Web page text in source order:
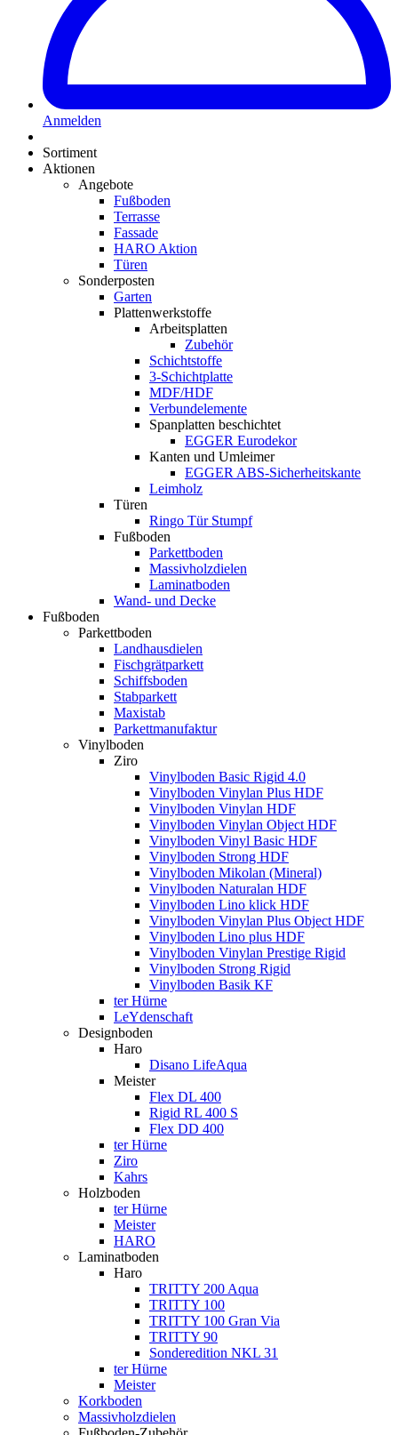
Anmelden
Sortiment
Aktionen
Angebote
Fußboden
Terrasse
Fassade
HARO Aktion
Türen
Sonderposten
Garten
Plattenwerkstoffe
Arbeitsplatten
Zubehör
Schichtstoffe
3-Schichtplatte
MDF/HDF
Verbundelemente
Spanplatten beschichtet
EGGER Eurodekor
Kanten und Umleimer
EGGER ABS-Sicherheitskante
Leimholz
Türen
Ringo Tür Stumpf
Fußboden
Parkettboden
Massivholzdielen
Laminatboden
Wand- und Decke
Fußboden
Parkettboden
Landhausdielen
Fischgrätparkett
Schiffsboden
Stabparkett
Maxistab
Parkettmanufaktur
Vinylboden
Ziro
Vinylboden Basic Rigid 4.0
Vinylboden Vinylan Plus HDF
Vinylboden Vinylan HDF
Vinylboden Vinylan Object HDF
Vinylboden Vinyl Basic HDF
Vinylboden Strong HDF
Vinylboden Mikolan (Mineral)
Vinylboden Naturalan HDF
Vinylboden Lino klick HDF
Vinylboden Vinylan Plus Object HDF
Vinylboden Lino plus HDF
Vinylboden Vinylan Prestige Rigid
Vinylboden Strong Rigid
Vinylboden Basik KF
ter Hürne
LeYdenschaft
Designboden
Haro
Disano LifeAqua
Meister
Flex DL 400
Rigid RL 400 S
Flex DD 400
ter Hürne
Ziro
Kahrs
Holzboden
ter Hürne
Meister
HARO
Laminatboden
Haro
TRITTY 200 Aqua
TRITTY 100
TRITTY 100 Gran Via
TRITTY 90
Sonderedition NKL 31
ter Hürne
Meister
Korkboden
Massivholzdielen